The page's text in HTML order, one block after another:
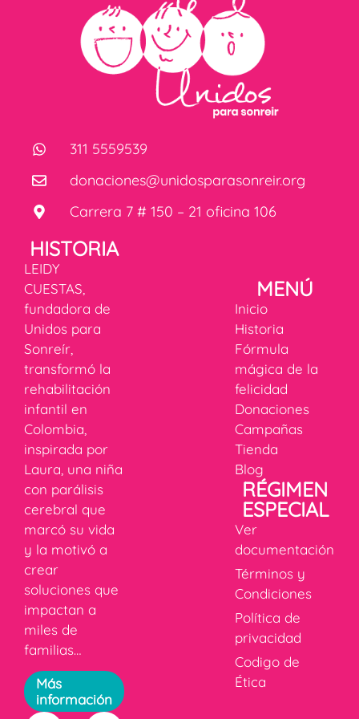
311 5559539
donaciones@unidosparasonreir.org
Carrera 7 # 150 – 21 oficina 106
HISTORIA
LEIDY
CUESTAS,
fundadora de
Unidos para
Sonreír,
transformó la
rehabilitación
infantil en
Colombia,
inspirada por
Laura, una niña
con parálisis
cerebral que
marcó su vida
y la motivó a
crear
soluciones que
impactan a
miles de
familias…
Más
información
MENÚ
Inicio
Historia
Fórmula
mágica de la
felicidad
Donaciones
Campañas
Tienda
Blog
RÉGIMEN
ESPECIAL
Ver
documentación
Términos y
Condiciones
Política de
privacidad
Codigo de
Ética